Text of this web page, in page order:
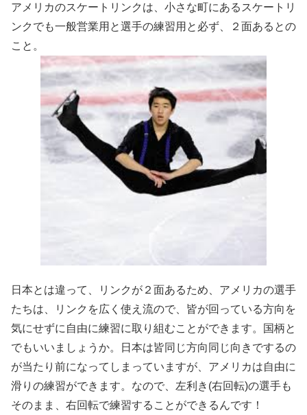
アメリカのスケートリンクは、小さな町にあるスケートリ
ンクでも一般営業用と選手の練習用と必ず、２面あるとの
こと。
日本とは違って、リンクが２面あるため、アメリカの選手
たちは、リンクを広く使え流ので、皆が回っている方向を
気にせずに自由に練習に取り組むことができます。国柄と
でもいいましょうか。日本は皆同じ方向同じ向きでするの
が当たり前になってしまっていますが、アメリカは自由に
滑りの練習ができます。なので、左利き(右回転)の選手も
そのまま、右回転で練習することができるんです！